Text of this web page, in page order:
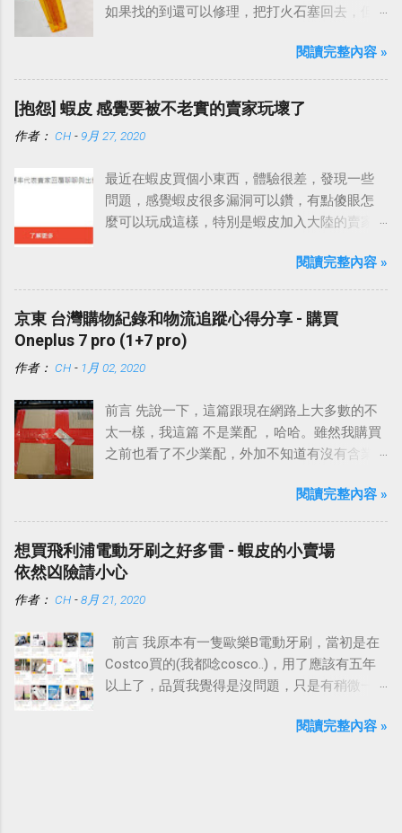
如果找的到還可以修理，把打火石塞回去，但
閱讀完整內容 »
[抱怨] 蝦皮 感覺要被不老實的賣家玩壞了
作者： CH - 9月 27, 2020
最近在蝦皮買個小東西，體驗很差，發現一些
問題，感覺蝦皮很多漏洞可以鑽，有點傻眼怎
麼可以玩成這樣，特別是蝦皮加入大陸的賣家
閱讀完整內容 »
京東 台灣購物紀錄和物流追蹤心得分享 - 購買
Oneplus 7 pro (1+7 pro)
作者： CH - 1月 02, 2020
前言 先說一下，這篇跟現在網路上大多數的不
太一樣，我這篇 不是業配 ，哈哈。雖然我購買
之前也看了不少業配，外加不知道有沒有含業
閱讀完整內容 »
想買飛利浦電動牙刷之好多雷 - 蝦皮的小賣場
依然凶險請小心
作者： CH -8月 21, 2020
前言 我原本有一隻歐樂B電動牙刷，當初是在
Costco買的(我都唸cosco..)，用了應該有五年
以上了，品質我覺得是沒問題，只是有稍微一
閱讀完整內容 »